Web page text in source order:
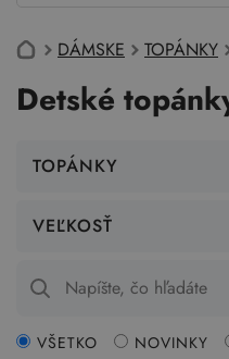
DÁMSKE TOPÁNKY
Detské
TOPÁNKY
VEĽKOSŤ
VŠETKO NOVINKY